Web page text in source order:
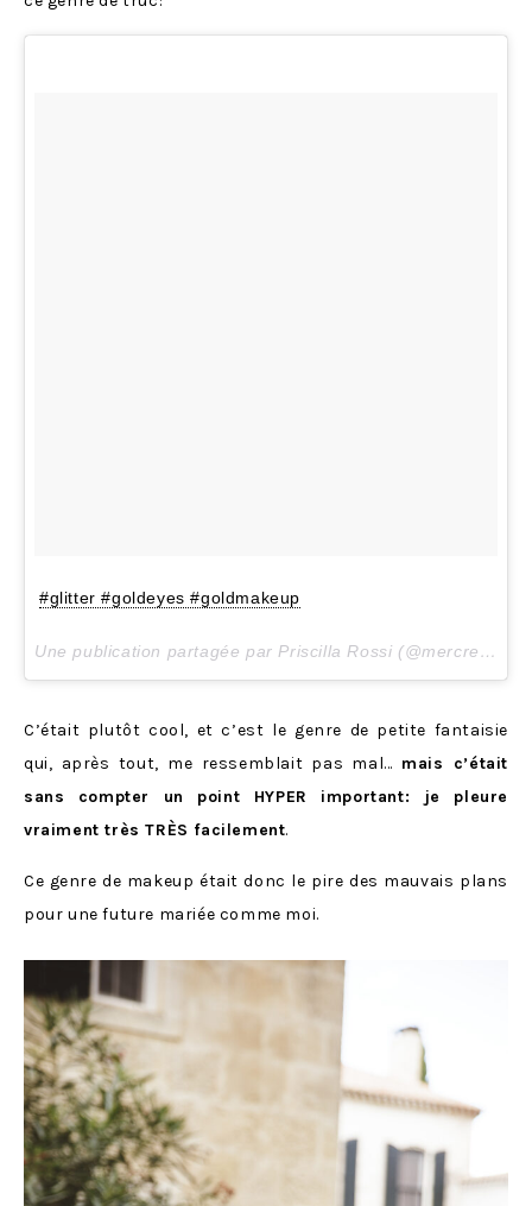
#glitter #goldeyes #goldmakeup
Une publication partagée par Priscilla Rossi (@mercredieblog) le
C’était plutôt cool, et c’est le genre de petite fantaisie
qui, après tout, me ressemblait pas mal… mais c’était
sans compter un point HYPER important: je pleure
vraiment très TRÈS facilement.
Ce genre de makeup était donc le pire des mauvais plans
pour une future mariée comme moi.